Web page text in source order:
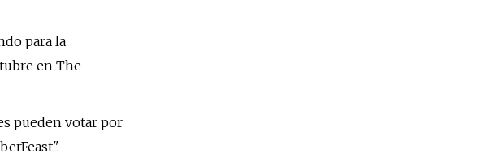
para la
en The
pueden votar por